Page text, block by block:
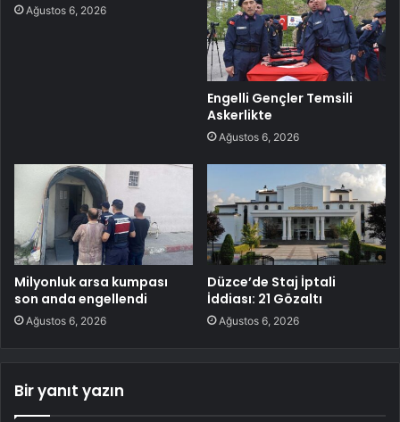
Ağustos 6, 2026
Engelli Gençler Temsili
Askerlikte
Ağustos 6, 2026
Milyonluk arsa kumpası
son anda engellendi
Ağustos 6, 2026
Düzce’de Staj İptali
İddiası: 21 Gözaltı
Ağustos 6, 2026
Bir yanıt yazın